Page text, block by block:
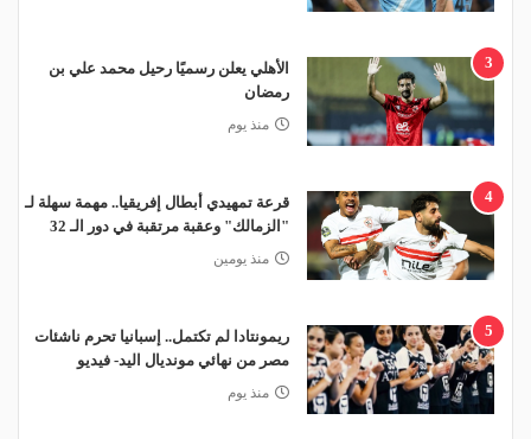
3
الأهلي يعلن رسميًا رحيل محمد علي بن
رمضان
منذ يوم
4
قرعة تمهيدي أبطال إفريقيا.. مهمة سهلة لـ
"الزمالك" وعقبة مرتقبة في دور الـ 32
منذ يومين
5
ريمونتادا لم تكتمل.. إسبانيا تحرم ناشئات
مصر من نهائي مونديال اليد- فيديو
منذ يوم